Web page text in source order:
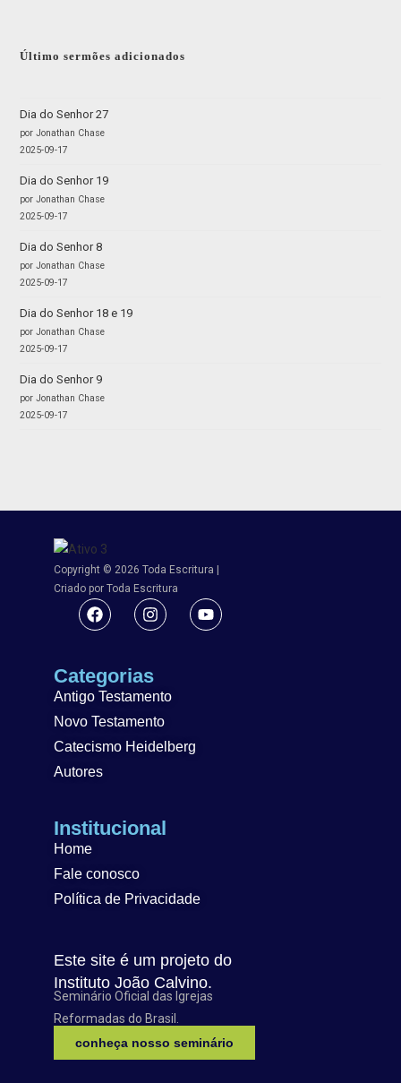
Último sermões adicionados
Dia do Senhor 27
por Jonathan Chase
2025-09-17
Dia do Senhor 19
por Jonathan Chase
2025-09-17
Dia do Senhor 8
por Jonathan Chase
2025-09-17
Dia do Senhor 18 e 19
por Jonathan Chase
2025-09-17
Dia do Senhor 9
por Jonathan Chase
2025-09-17
Copyright © 2026 Toda Escritura |
Criado por Toda Escritura
Categorias
Antigo Testamento
Novo Testamento
Catecismo Heidelberg
Autores
Institucional
Home
Fale conosco
Política de Privacidade
Este site é um projeto do
Instituto João Calvino.
Seminário Oficial das Igrejas
Reformadas do Brasil.
conheça nosso seminário